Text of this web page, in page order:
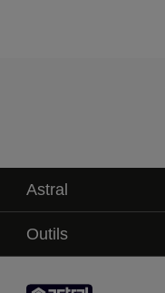
Astral
La marque
Service technique
Contact
Outils